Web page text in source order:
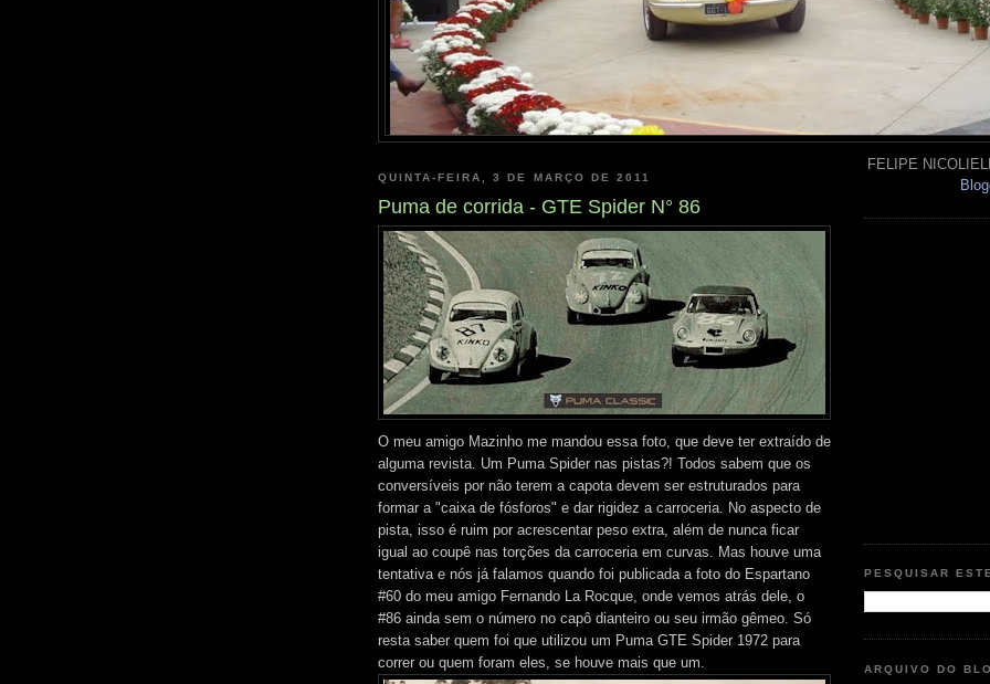
QUINTA-FEIRA, 3 DE MARÇO DE 2011
Puma de corrida - GTE Spider N° 86
O meu amigo Mazinho me mandou essa foto, que deve ter extraído de
alguma revista. Um Puma Spider nas pistas?! Todos sabem que os
conversíveis por não terem a capota devem ser estruturados para
formar a "caixa de fósforos" e dar rigidez a carroceria. No aspecto de
pista, isso é ruim por acrescentar peso extra, além de nunca ficar
igual ao coupê nas torções da carroceria em curvas. Mas houve uma
tentativa e nós já falamos quando foi publicada a foto do Espartano
#60 do meu amigo Fernando La Rocque, onde vemos atrás dele, o
#86 ainda sem o número no capô dianteiro ou seu irmão gêmeo. Só
resta saber quem foi que utilizou um Puma GTE Spider 1972 para
correr ou quem foram eles, se houve mais que um.
FELIPE
PESQUISAR
ARQUIVO DO